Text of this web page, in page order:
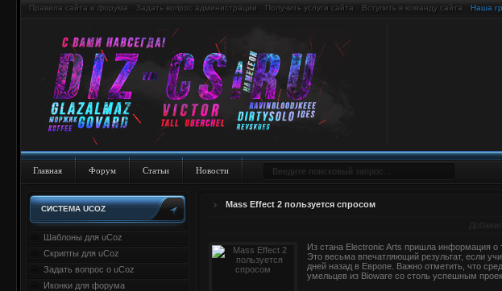
Правила сайта и форума Задать вопрос администрации Получить услуги сайта Вступить в команду сайта Наша
Главная Форум Статьи Новости
СИСТЕМА UCOZ
Шаблоны для uCoz
Скрипты для uCoz
Задать вопрос о uCoz
Иконки для форума
Mass Effect 2 пользуется спросом
Из стана Electronic Arts пришла информация
Это весьма впечатляющий результат, если
дней назад в Европе. Важно отметить, что
умельцев из Bioware со столь успешным